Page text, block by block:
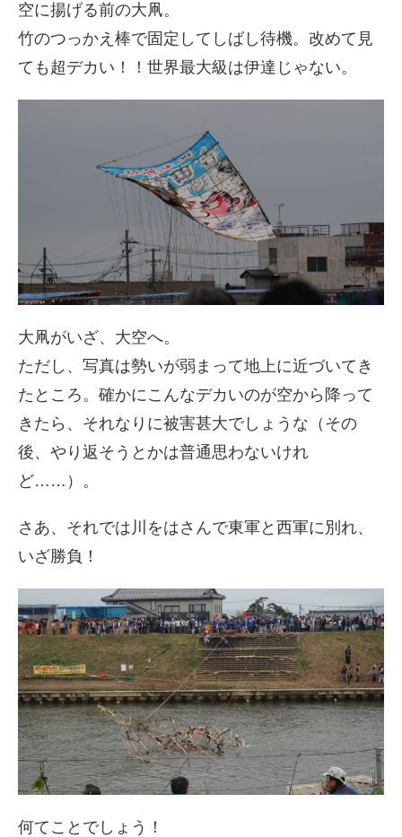
空に揚げる前の大凧。
竹のつっかえ棒で固定してしばし待機。改めて見
ても超デカい！！世界最大級は伊達じゃない。
大凧がいざ、大空へ。
ただし、写真は勢いが弱まって地上に近づいてき
たところ。確かにこんなデカいのが空から降って
きたら、それなりに被害甚大でしょうな（その
後、やり返そうとかは普通思わないけれ
ど……）。
さあ、それでは川をはさんで東軍と西軍に別れ、
いざ勝負！
何てことでしょう！